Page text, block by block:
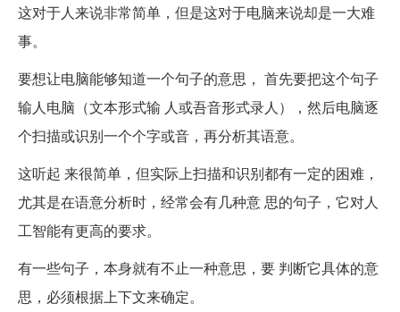
这对于人来说非常简单，但是这对于电脑来说却是一大难
事。
要想让电脑能够知道一个句子的意思， 首先要把这个句子
输人电脑（文本形式输 人或吾音形式录人），然后电脑逐
个扫描或识别一个个字或音，再分析其语意。
这听起 来很简单，但实际上扫描和识别都有一定的困难，
尤其是在语意分析时，经常会有几种意 思的句子，它对人
工智能有更高的要求。
有一些句子，本身就有不止一种意思，要 判断它具体的意
思，必须根据上下文来确定。